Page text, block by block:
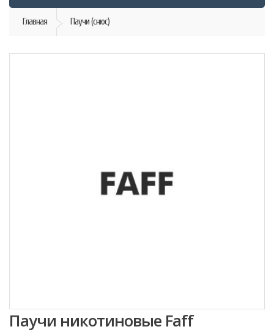
Главная Паучи (снюс)
Паучи никотиновые Faff